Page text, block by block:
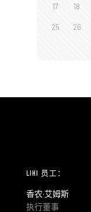
17 18
25 26
LIHI 员工：
香农·艾姆斯
执行董事